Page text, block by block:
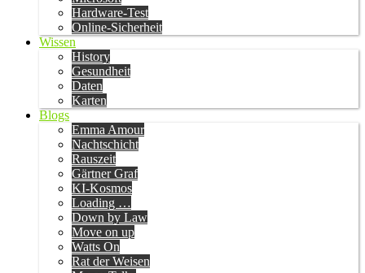
Hardware-Test
Online-Sicherheit
Wissen
History
Gesundheit
Daten
Karten
Blogs
Emma Amour
Nachtschicht
Rauszeit
Gärtner Graf
KI-Kosmos
Loading …
Down by Law
Move on up
Watts On
Rat der Weisen